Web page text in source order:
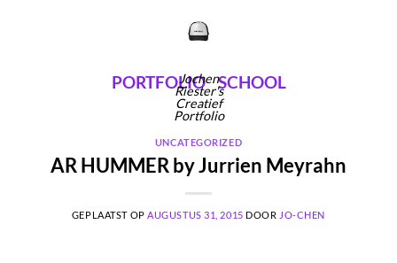
Jochen
Riester's
Creatief
Portfolio
PORTFOLIO SCHOOL
UNCATEGORIZED
AR HUMMER by Jurrien Meyrahn
GEPLAATST OP AUGUSTUS 31, 2015 DOOR JO-CHEN